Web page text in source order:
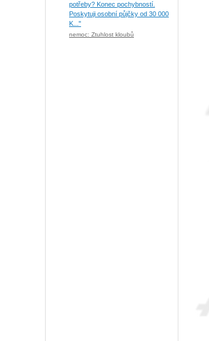
potřeby? Konec pochybností.
Poskytuji osobní půjčky od 30 000
K..."
nemoc: Ztuhlost kloubů